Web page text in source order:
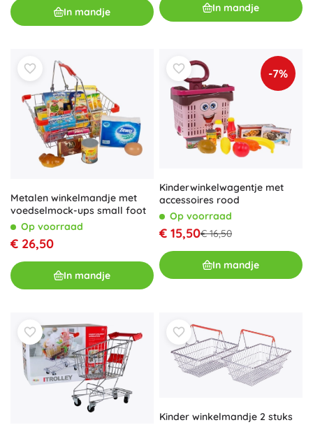
In mandje In mandje
Metalen winkelmandje met
voedselmock-ups small foot
Op voorraad
€ 26,50
In mandje
-7%
Kinderwinkelwagentje met
accessoires rood
Op voorraad
€ 15,50€ 16,50
In mandje
Kinder winkelmandje 2 stuks